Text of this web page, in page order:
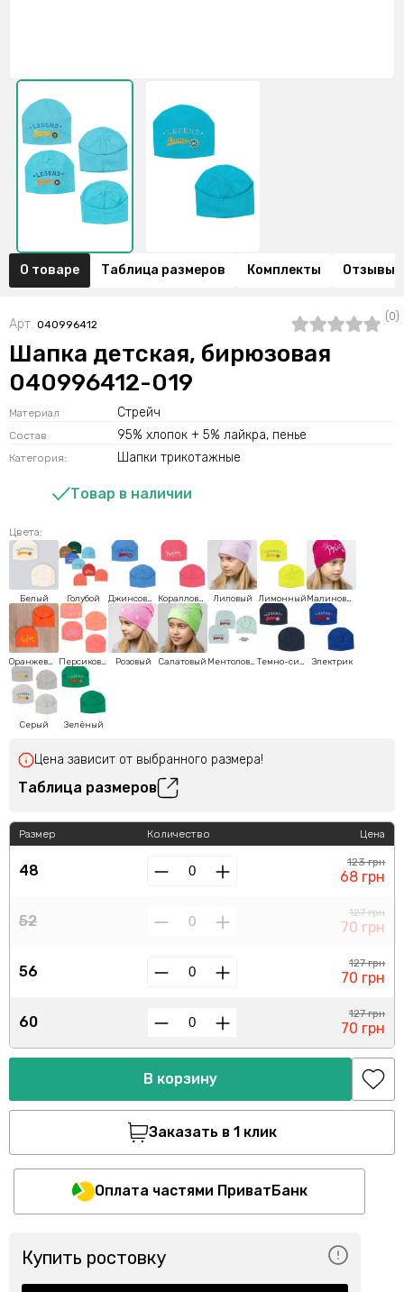
О товаре Таблица размеров Комплекты Отзывы
Арт. 040996412
(0)
Шапка детская, бирюзовая
040996412-019
Материал Стрейч
Состав 95% хлопок + 5% лайкра, пенье
Категория: Шапки трикотажные
Товар в наличии
Цвета:
Белый Голубой Джинсовый Коралловый Лиловый Лимонный Малиновый
Оранжевый Персиковый Розовый Салатовый Ментоловый Темно-синий Электрик
Серый Зелёный
Цена зависит от выбранного размера!
Таблица размеров
Размер
48
52
56
60
Количество Цена
123 грн
68 грн
127 грн
70 грн
127 грн
70 грн
127 грн
70 грн
В корзину
Заказать в 1 клик
Оплата частями ПриватБанк
Купить ростовку